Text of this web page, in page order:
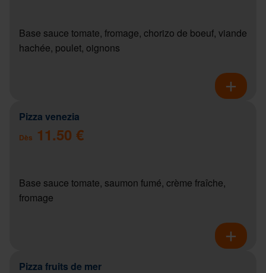
Base sauce tomate, fromage, chorizo de boeuf, viande
hachée, poulet, oignons
Pizza venezia
Dès 11.50 €
Base sauce tomate, saumon fumé, crème fraîche,
fromage
Pizza fruits de mer